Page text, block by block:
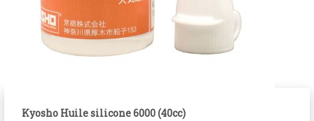
Kyosho Huile silicone 6000 (40cc)